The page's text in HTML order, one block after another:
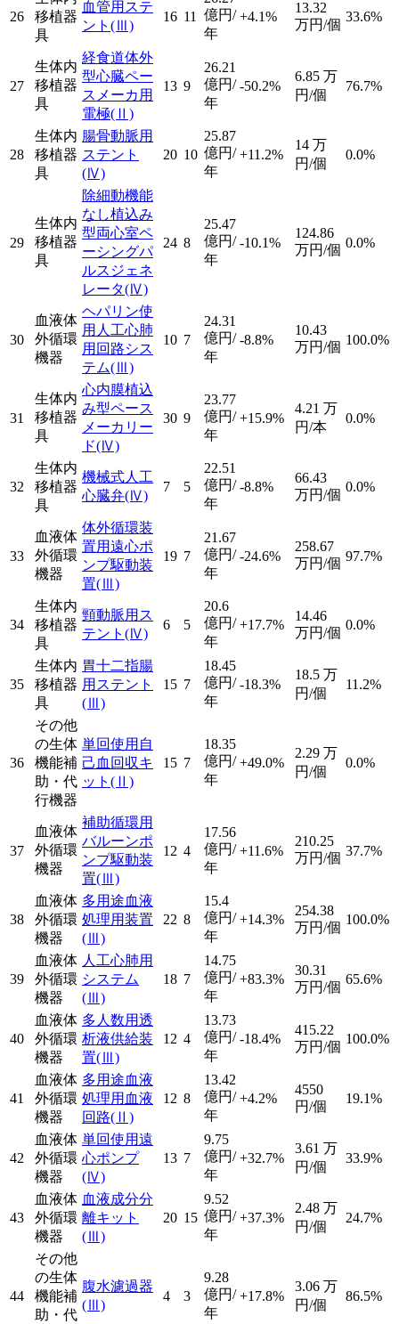
26
移植器
具
血管用ステ
ント (Ⅲ)
16 11
億円/
年
+4.1%
13.32
万円/個
33.6%
27
生体内
移植器
具
経食道体外
型心臓ペー
スメーカ用
電極(Ⅱ)
13 9
26.21
億円/
年
-50.2%
6.85 万
円/個
76.7%
28
生体内
移植器
具
腸骨動脈用
ステント
(Ⅳ)
20 10
25.87
億円/
年
+11.2%
14 万
円/個
0.0%
29
生体内
移植器
具
除細動機能
なし植込み
型両心室ペ
ーシングパ
ルスジェネ
レータ(Ⅳ)
24 8
25.47
億円/
年
-10.1%
124.86
万円/個 0.0%
30
血液体
外循環
機器
ヘパリン使
用人工心肺
用回路シス
テム(Ⅲ)
10 7
24.31
億円/
年
-8.8%
10.43
万円/個 100.0%
31
生体内
移植器
具
心内膜植込
み型ペース
メーカリー
ド(Ⅳ)
30 9
23.77
億円/
年
+15.9%
4.21 万
円/本
0.0%
32
生体内
移植器
具
機械式人工
心臓弁(Ⅳ)
7 5
22.51
億円/
年
-8.8%
66.43
万円/個
0.0%
33
血液体
外循環
機器
体外循環装
置用遠心ポ
ンプ駆動装
置(Ⅲ)
19 7
21.67
億円/
年
-24.6%
258.67
万円/個 97.7%
34
生体内
移植器
具
頸動脈用ス
テント (Ⅳ)
6 5
20.6
億円/
年
+17.7%
14.46
万円/個
0.0%
35
生体内
移植器
具
胃十二指腸
用ステント
(Ⅲ)
15 7
18.45
億円/
年
-18.3%
18.5 万
円/個
11.2%
36
その他
の生体
機能補
助・代
行機器
単回使用自
己血回収キ
ット (Ⅱ)
15 7
18.35
億円/
年
+49.0%
2.29 万
円/個
0.0%
37
血液体
外循環
機器
補助循環用
バルーンポ
ンプ駆動装
置(Ⅲ)
12 4
17.56
億円/
年
+11.6%
210.25
万円/個 37.7%
38
血液体
外循環
機器
多用途血液
処理用装置
(Ⅲ)
22 8
15.4
億円/
年
+14.3%
254.38
万円/個
100.0%
39
血液体
外循環
機器
人工心肺用
システム
(Ⅲ)
18 7
14.75
億円/
年
+83.3%
30.31
万円/個
65.6%
40
血液体
外循環
機器
多人数用透
析液供給装
置(Ⅲ)
12 4
13.73
億円/
年
-18.4%
415.22
万円/個
100.0%
41
血液体
外循環
機器
多用途血液
処理用血液
回路(Ⅱ)
12 8
13.42
億円/
年
+4.2%
4550
円/個
19.1%
42
血液体
外循環
機器
単回使用遠
心ポンプ
(Ⅳ)
13 7
9.75
億円/
年
+32.7%
3.61 万
円/個
33.9%
43
血液体
外循環
機器
血液成分分
離キット
(Ⅲ)
20 15
9.52
億円/
年
+37.3%
2.48 万
円/個
24.7%
44
その他
の生体
機能補
助・代
腹水濾過器
(Ⅲ)
4 3
9.28
億円/
年
+17.8%
3.06 万
円/個
86.5%